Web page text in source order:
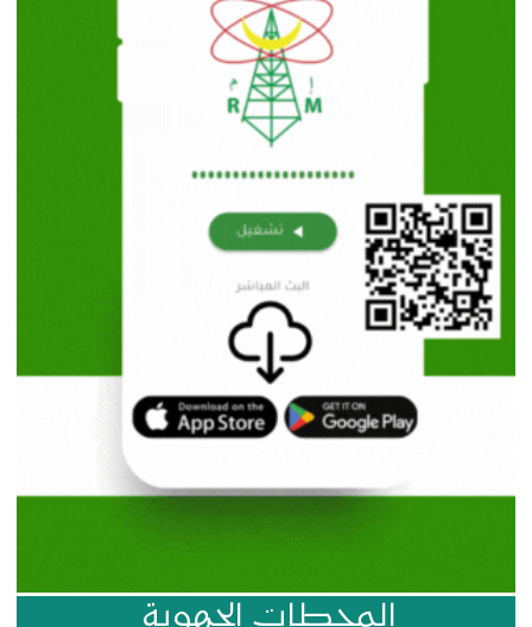
المحطات الجهوية